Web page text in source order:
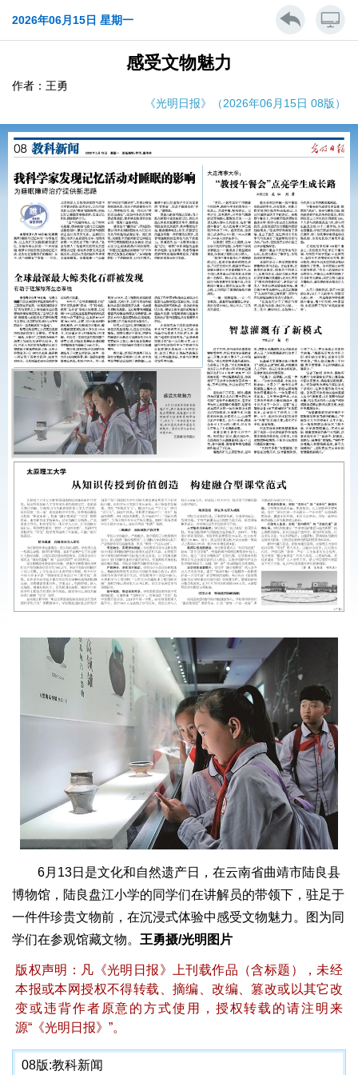
2026年06月15日 星期一
感受文物魅力
作者：王勇
《光明日报》（2026年06月15日 08版）
6月13日是文化和自然遗产日，在云南省曲靖市陆良县
博物馆，陆良盘江小学的同学们在讲解员的带领下，驻足于
一件件珍贵文物前，在沉浸式体验中感受文物魅力。图为同
学们在参观馆藏文物。 王勇摄/光明图片
版权声明：凡《光明日报》上刊载作品（含标题），未经
本报或本网授权不得转载、摘编、改编、篡改或以其它改
变或违背作者原意的方式使用，授权转载的请注明来
源“《光明日报》”。
08版:教科新闻